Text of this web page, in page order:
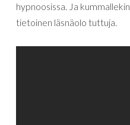
hypnoosissa. Ja kummallekin
tietoinen läsnäolo tuttuja.